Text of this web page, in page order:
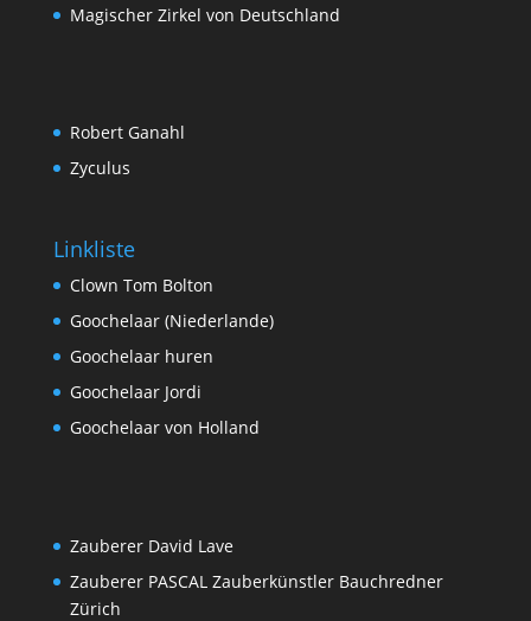
Magischer Zirkel von Deutschland
Robert Ganahl
Zyculus
Linkliste
Clown Tom Bolton
Goochelaar (Niederlande)
Goochelaar huren
Goochelaar Jordi
Goochelaar von Holland
Zauberer David Lave
Zauberer PASCAL Zauberkünstler Bauchredner
Zürich